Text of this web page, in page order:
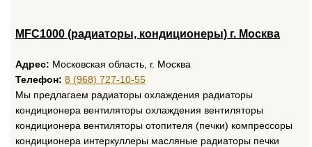
MFC1000 (радиаторы, кондиционеры) г. Москва
Адрес: Московская область, г. Москва
Телефон: 8 (968) 727-10-55
Мы предлагаем радиаторы охлаждения радиаторы
кондиционера вентиляторы охлаждения вентиляторы
кондиционера вентиляторы отопителя (печки) компрессоры
кондиционера интеркуллеры масляные радиаторы печки